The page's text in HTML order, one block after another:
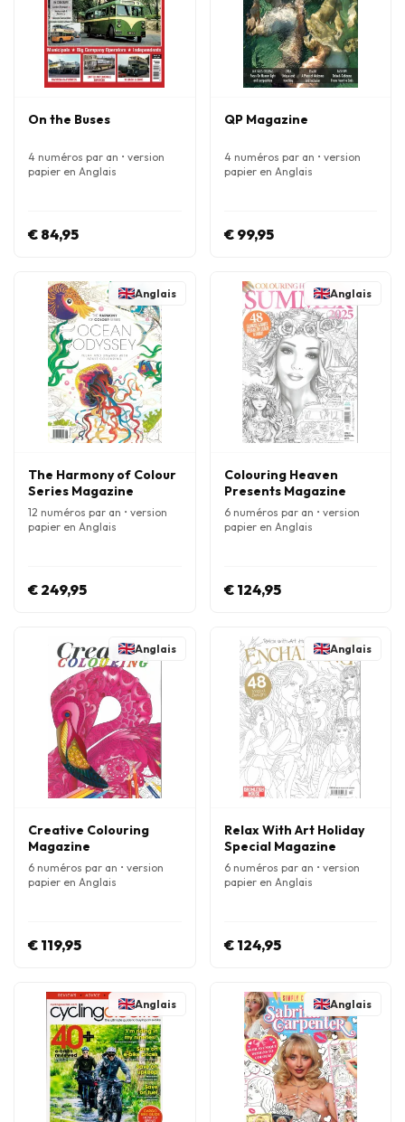
On the Buses
4 numéros par an • version
papier en Anglais
€ 84,95
QP Magazine
4 numéros par an • version
papier en Anglais
€ 99,95
Anglais
The Harmony of Colour
Series Magazine
12 numéros par an • version
papier en Anglais
€ 249,95
Anglais
Colouring Heaven
Presents Magazine
6 numéros par an • version
papier en Anglais
€ 124,95
Anglais
Creative Colouring
Magazine
6 numéros par an • version
papier en Anglais
€ 119,95
Anglais
Relax With Art Holiday
Special Magazine
6 numéros par an • version
papier en Anglais
€ 124,95
Anglais Anglais